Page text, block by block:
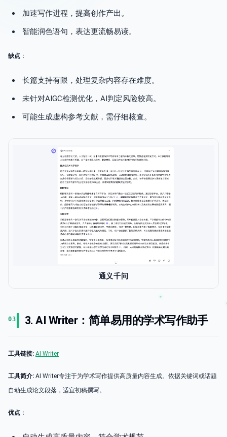
加速写作进程，提高创作产出。
智能润色语句，表达更流畅易读。
缺点 ：
长篇支持有限，处理复杂内容存在难度。
未针对AIGC检测优化，AI判定风险较高。
可能生成虚构参考文献，需仔细核查。
通义千问
03 3. AI Writer：简单易用的学术写作助手
工具链接: AI Writer
工具简介: AI Writer专注于为学术写作提供高质量内容生成。依据关键词或话题
自动生成论文段落，适宜初稿撰写。
优点 ：